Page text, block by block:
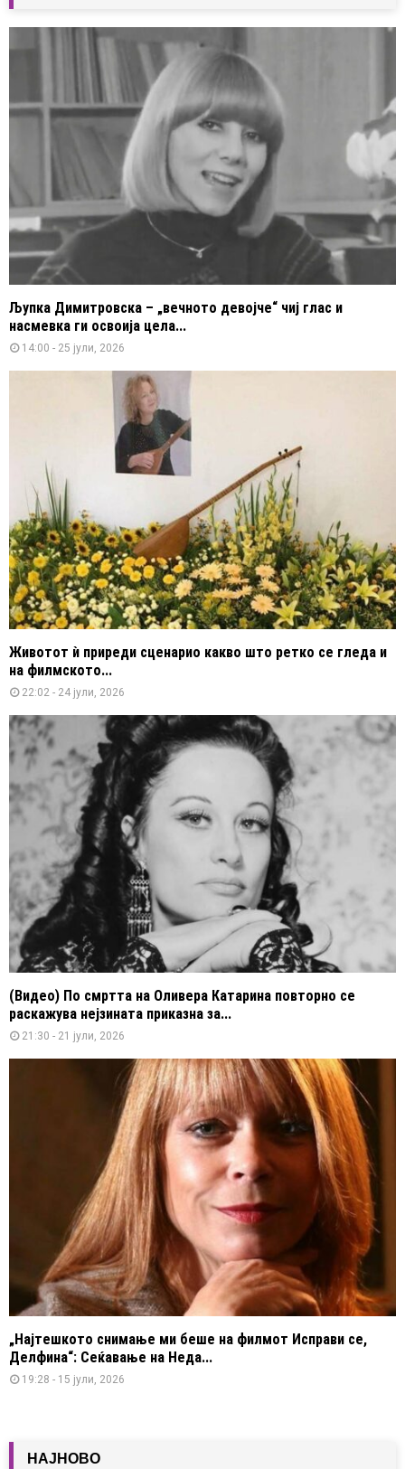
Љупка Димитровска – „вечното девојче“ чиј глас и
насмевка ги освоија цела...
14:00 - 25 јули, 2026
Животот ѝ приреди сценарио какво што ретко се гледа и
на филмското...
22:02 - 24 јули, 2026
(Видео) По смртта на Оливера Катарина повторно се
раскажува нејзината приказна за...
21:30 - 21 јули, 2026
„Најтешкото снимање ми беше на филмот Исправи се,
Делфина“: Сеќавање на Неда...
19:28 - 15 јули, 2026
НАЈНОВО